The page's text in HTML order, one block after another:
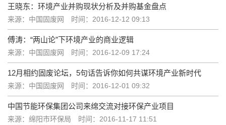
王晓东：环境产业并购现状分析及并购基金盘点
来源：中国固废网 时间：2016-12-12 09:13
傅涛：“两山论”下环境产业的商业逻辑
来源：中国固废网 时间：2016-12-09 17:24
12月相约固废论坛，5句话告诉你如何共谋环境产业新时代
来源：中国固废网 时间：2016-12-01 09:32
中国节能环保集团公司来绵交流对接环保产业项目
来源：绵阳市环保局 时间：2016-11-17 11:51